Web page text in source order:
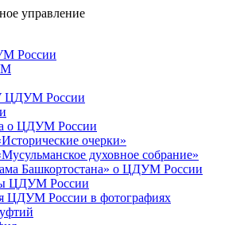
управление
России
ЦДУМ России
о ЦДУМ России
очерки»
духовное собрание»
Башкортостана» о ЦДУМ России
ЦДУМ России
ЦДУМ России в фотографиях